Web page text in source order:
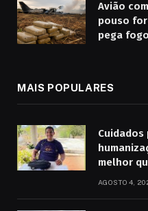
Avião
pouso
pega fogo
MAIS POPULARES
melhor
AGOSTO 4,